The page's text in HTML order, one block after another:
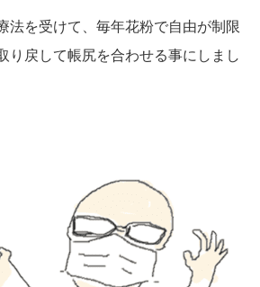
法を受けて、毎年花粉で自由が制限
り戻して帳尻を合わせる事にしまし